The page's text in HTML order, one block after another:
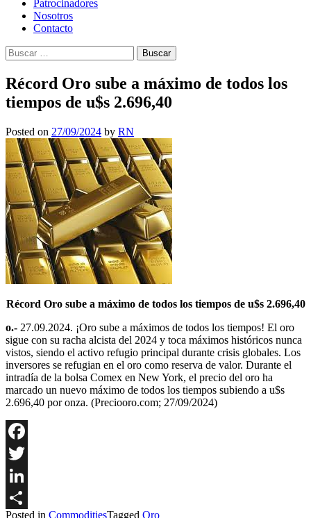
Patrocinadores
Nosotros
Contacto
Buscar:
Récord Oro sube a máximo de todos los
tiempos de u$s 2.696,40
Posted on 27/09/2024 by RN
Récord Oro sube a máximo de todos los tiempos de u$s 2.696,40
o.- 27.09.2024. ¡Oro sube a máximos de todos los tiempos! El oro
sigue con su racha alcista del 2024 y toca máximos históricos nunca
vistos, siendo el activo refugio principal durante crisis globales. Los
inversores se refugian en el oro como reserva de valor. Durante el
intradía de la bolsa Comex en New York, el precio del oro ha
marcado un nuevo máximo de todos los tiempos subiendo a u$s
2.696,40 por onza. (Preciooro.com; 27/09/2024)
Facebook
Twitter
LinkedIn
Posted in CommoditiesTagged Oro